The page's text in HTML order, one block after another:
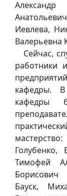
Иевлева,
Валерьевна
Сейчас,
работники
кафедры.
кафедры
Голубенко,
Тимофей
Борисович
Бауск,